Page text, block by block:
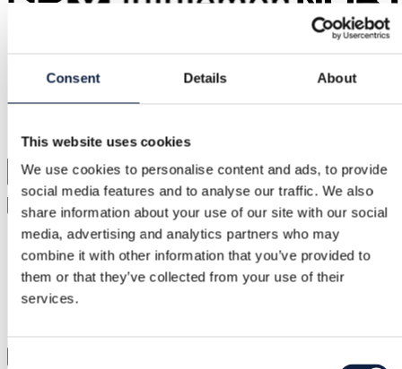
Consent Details About
This website uses cookies
We use cookies to personalise content and ads, to provide
social media features and to analyse our traffic. We also
share information about your use of our site with our social
media, advertising and analytics partners who may
combine it with other information that you’ve provided to
them or that they’ve collected from your use of their
services.